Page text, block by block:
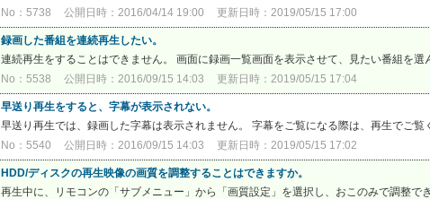
No：5738 公開日時：2016/04/14 19:00 更新日時：2019/05/15 17:00
録画した番組を連続再生したい。
連続再生をすることはできません。 画面に録画一覧画面を表示させて、見たい番組を選
No：5538 公開日時：2016/09/15 14:03 更新日時：2019/05/15 17:04
早送り再生をすると、字幕が表示されない。
早送り再生では、録画した字幕は表示されません。 字幕をご覧になる際は、再生でご覧
No：5540 公開日時：2016/09/15 14:03 更新日時：2019/05/15 17:02
HDD/ディスクの再生映像の画質を調整することはできますか。
再生中に、リモコンの「サブメニュー」から「画質設定」を選択し、おこのみで調整で